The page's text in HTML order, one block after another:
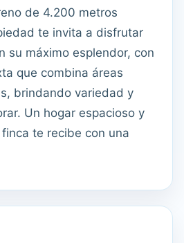
de 4.200 metros
te invita a disfrutar
su máximo esplendor, con
que combina áreas
brindando variedad y
Un hogar espacioso y
te recibe con una